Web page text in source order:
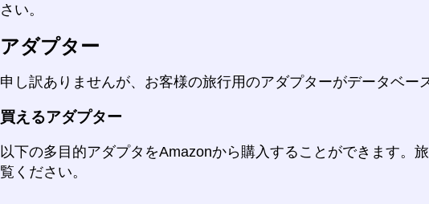
さい。
アダプター
申し訳ありませんが、お客様の旅行用のアダプターがデータベー
買えるアダプター
以下の多目的アダプタをAmazonから購入することができます。
覧ください。